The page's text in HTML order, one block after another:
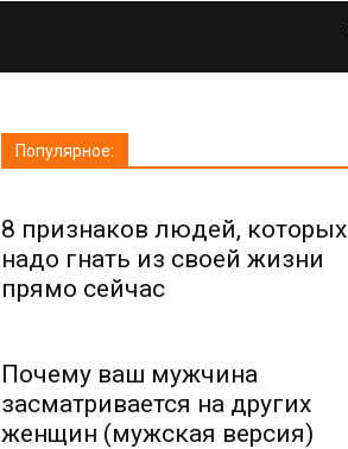
Популярное:
8 признаков людей, которых
надо гнать из своей жизни
прямо сейчас
Почему ваш мужчина
засматривается на других
женщин (мужская версия)